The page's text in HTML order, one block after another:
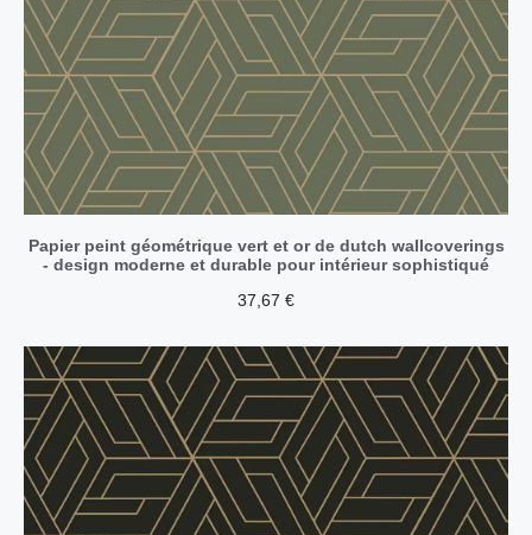
Papier peint géométrique vert et or de dutch wallcoverings
- design moderne et durable pour intérieur sophistiqué
37,67 €